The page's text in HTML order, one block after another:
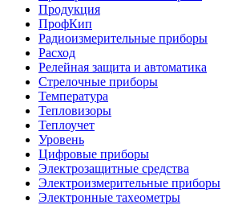
Продукция
ПрофКип
Радиоизмерительные приборы
Расход
Релейная защита и автоматика
Стрелочные приборы
Температура
Тепловизоры
Теплоучет
Уровень
Цифровые приборы
Электрозащитные средства
Электроизмерительные приборы
Электронные тахеометры